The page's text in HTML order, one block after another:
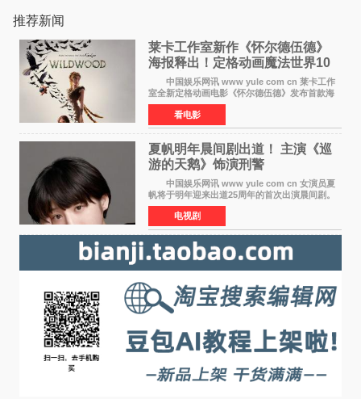
推荐新闻
莱卡工作室新作《怀尔德伍德》
海报释出！定格动画魔法世界10
月开启
中国娱乐网讯 www yule com cn 莱卡工作
室全新定格动画电影《怀尔德伍德》发布首款海
报，女孩为找回弟弟走入黑暗、宏大的林中魔法
世界，一场关于勇气与亲情的奇幻冒险即将展
开。 本片由特
看电影
夏帆明年晨间剧出道！ 主演《巡
游的天鹅》饰演刑警
中国娱乐网讯 www yule com cn 女演员夏
帆将于明年迎来出道25周年的首次出演晨间剧。
NHK于8月4日宣布她将出演明年（2027年度）上
半期的晨间剧《巡游的天鹅》，饰演与女主角森
田望智饰演的生
电视剧